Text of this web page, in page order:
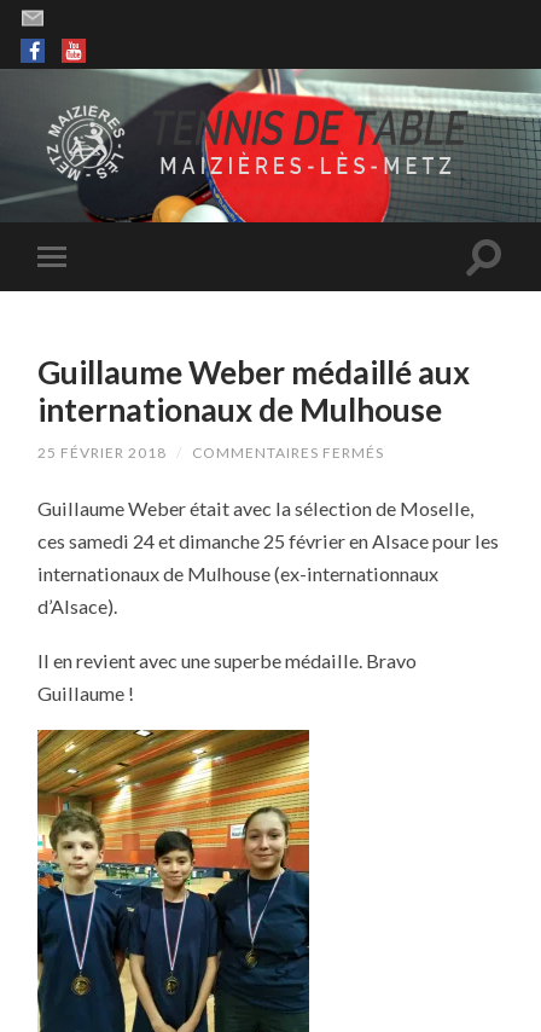
Guillaume Weber médaillé aux
internationaux de Mulhouse
25 FÉVRIER 2018 / COMMENTAIRES FERMÉS
MÉDAILLÉ
INTERNATIONAUX
MULHOUSE
Guillaume Weber était avec la sélection de Moselle,
ces samedi 24 et dimanche 25 février en Alsace pour les
internationaux de Mulhouse (ex-internationnaux
d’Alsace).
Il en revient avec une superbe médaille. Bravo
Guillaume !